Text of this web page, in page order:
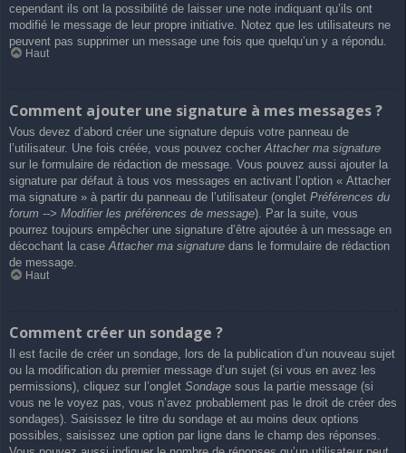
cependant ils ont la possibilité de laisser une note indiquant qu’ils ont
modifié le message de leur propre initiative. Notez que les utilisateurs ne
peuvent pas supprimer un message une fois que quelqu’un y a répondu.
Haut
Comment ajouter une signature à mes messages ?
Vous devez d’abord créer une signature depuis votre panneau de
l’utilisateur. Une fois créée, vous pouvez cocherAttacher ma signature
sur le formulaire de rédaction de message. Vous pouvez aussi ajouter la
signature par défaut à tous vos messages en activant l’option « Attacher
ma signature » à partir du panneau de l’utilisateur (onglet Préférences du
forum --> Modifier les préférences de message). Par la suite, vous
pourrez toujours empêcher une signature d’être ajoutée à un message en
décochant la caseAttacher ma signature dans le formulaire de rédaction
de message.
Haut
Comment créer un sondage ?
Il est facile de créer un sondage, lors de la publication d’un nouveau sujet
ou la modification du premier message d’un sujet (si vous en avez les
permissions), cliquez sur l’onglet Sondage sous la partie message (si
vous ne le voyez pas, vous n’avez probablement pas le droit de créer des
sondages). Saisissez le titre du sondage et au moins deux options
possibles, saisissez une option par ligne dans le champ des réponses.